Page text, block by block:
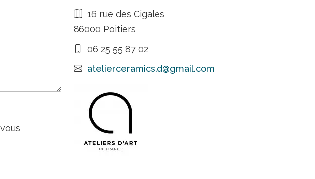
16 rue des Cigales
86000 Poitiers
06 25 55 87 02
atelierceramics.d@gmail.com